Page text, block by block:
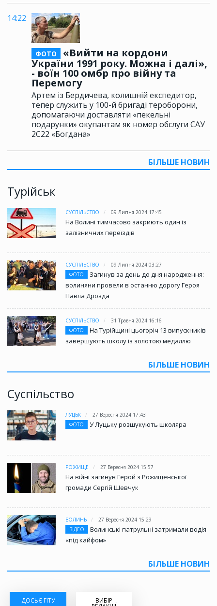
14:22
ФОТО
«Вийти на кордони
України 1991 року. Можна і далі»,
- воїн 100 омбр про війну та
Перемогу
Артем із Бердичева, колишній експедитор,
тепер служить у 100-й бригаді тероборони,
допомагаючи доставляти «пекельні
подарунки» окупантам як номер обслуги САУ
2С22 «Богдана»
БІЛЬШЕ НОВИН
Турійськ
СУСПІЛЬСТВО 09 Липня 2024 17:45
На Волині тимчасово закриють один із
залізничних переїздів
СУСПІЛЬСТВО
09 Липня 2024 03:27
ФОТО
Загинув за день до дня народження:
волиняни провели в останню дорогу Героя
Павла Дрозда
СУСПІЛЬСТВО
31 Травня 2024 16:16
ФОТО
На Турійщині цьогоріч 13 випускників
завершують школу із золотою медаллю
БІЛЬШЕ НОВИН
Суспільство
ЛУЦЬК
27 Вересня 2024 17:43
ФОТО
У Луцьку розшукують школяра
РОЖИЩЕ 27 Вересня 2024 15:57
На війні загинув Герой з Рожищенської
громади Сергій Шевчук
ВОЛИНЬ
27 Вересня 2024 15:29
ВІДЕО
Волинські патрульні затримали водія
«під кайфом»
БІЛЬШЕ НОВИН
ДОСЬЄ ГІТУ ВИБІР